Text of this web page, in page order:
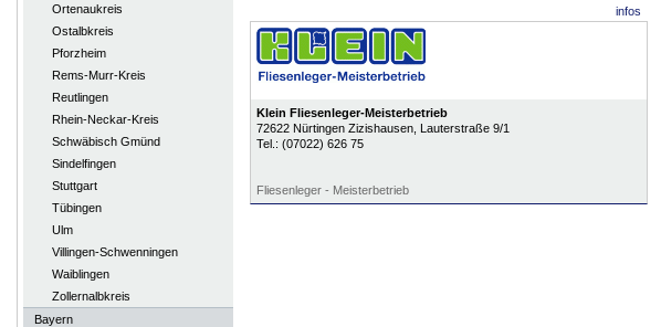
Ortenaukreis
Ostalbkreis
Pforzheim
Rems-Murr-Kreis
Reutlingen
Rhein-Neckar-Kreis
Schwäbisch Gmünd
Sindelfingen
Stuttgart
Tübingen
Ulm
Villingen-Schwenningen
Waiblingen
Zollernalbkreis
Bayern
infos
Klein Fliesenleger-Meisterbetrieb
72622 Nürtingen Zizishausen, Lauterstraße 9/1
Tel.: (07022) 626 75
Fliesenleger - Meisterbetrieb